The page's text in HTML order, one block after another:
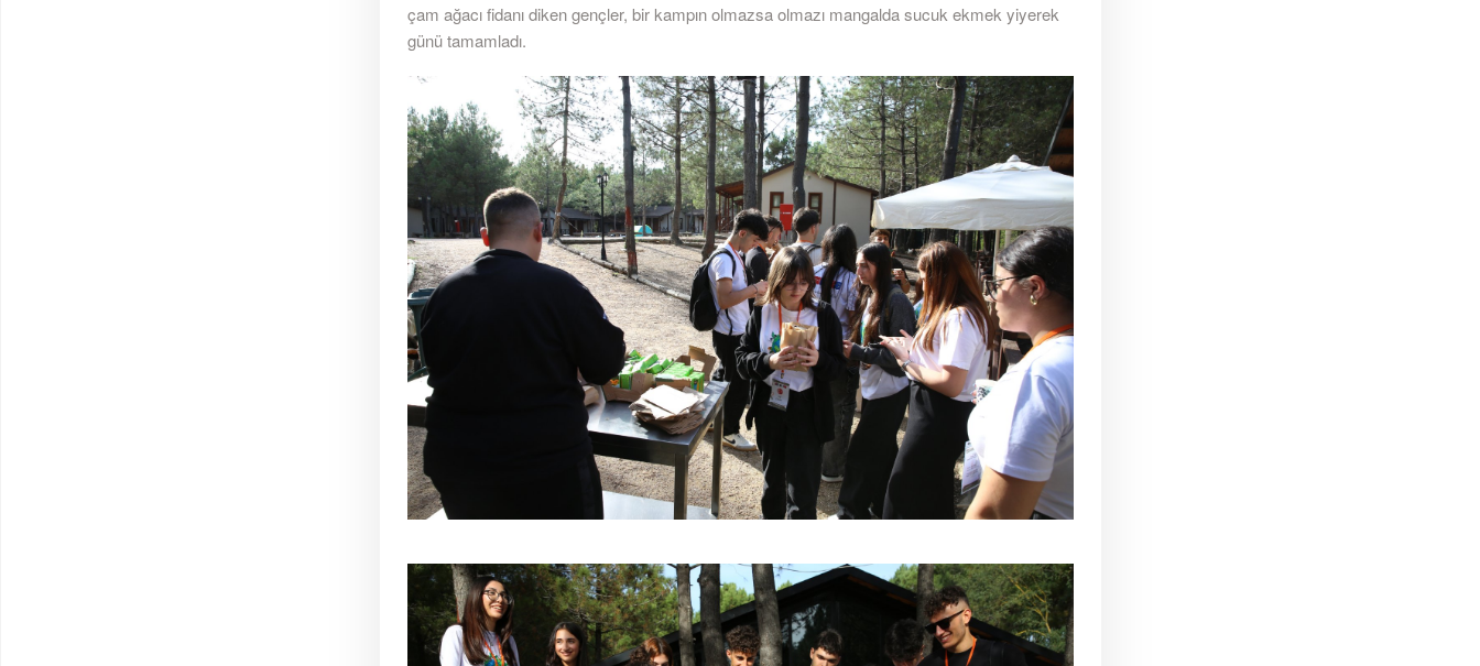
çam ağacı fidanı diken gençler, bir kampın olmazsa olmazı mangalda sucuk ekmek yiyerek
günü tamamladı.